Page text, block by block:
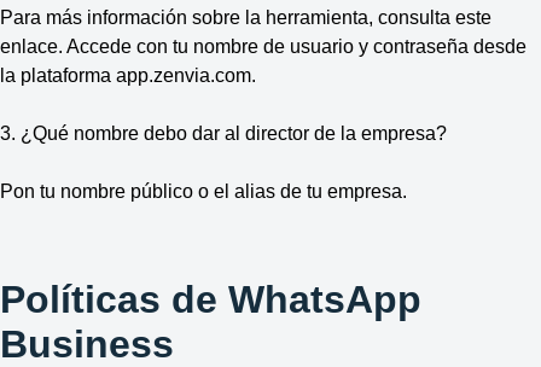
Para más información sobre la herramienta, consulta este
enlace. Accede con tu nombre de usuario y contraseña desde
la plataforma app.zenvia.com.
3. ¿Qué nombre debo dar al director de la empresa?
Pon tu nombre público o el alias de tu empresa.
Políticas de WhatsApp
Business